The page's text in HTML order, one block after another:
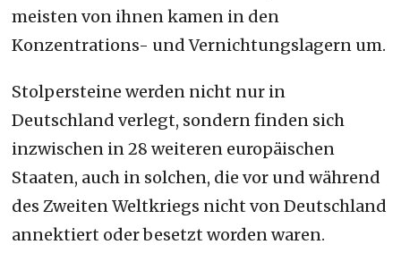
meisten von ihnen kamen in den
Konzentrations- und Vernichtungslagern um.
Stolpersteine werden nicht nur in
Deutschland verlegt, sondern finden sich
inzwischen in 28 weiteren europäischen
Staaten, auch in solchen, die vor und während
des Zweiten Weltkriegs nicht von Deutschland
annektiert oder besetzt worden waren.